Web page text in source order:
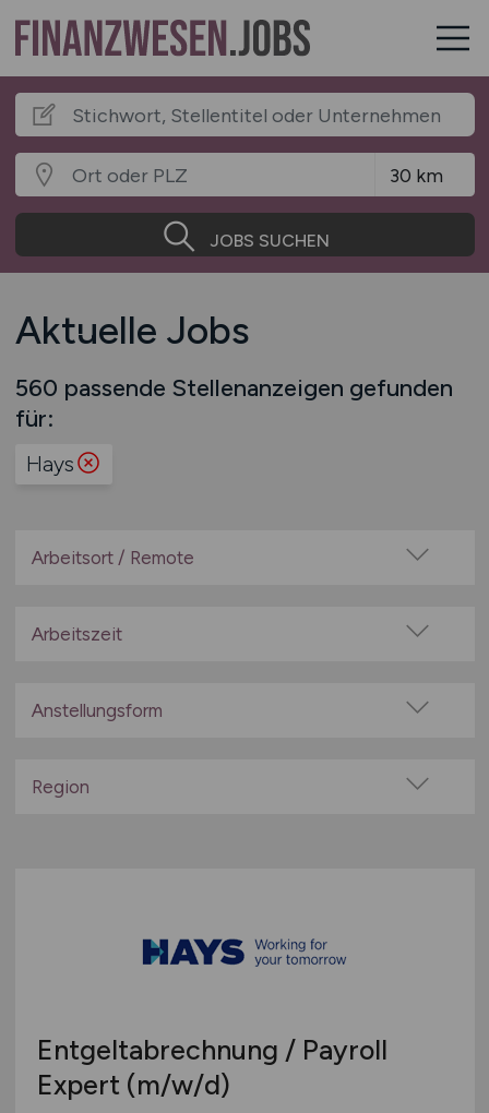
JOBS SUCHEN
Aktuelle Jobs
560 passende Stellenanzeigen gefunden
für:
Hays
Arbeitsort / Remote
Home-Office möglich / Hybrid
Remote aus dem Ausland möglich
Arbeitszeit
Teilzeit
Anstellungsform
befristete Anstellung
geringfügige Beschäftigung / Minijob
Studentenjobs / Werkstudenten
Ausbildung / Studium
Praktikum
Region
Mecklenburg-Vorpommern
Niedersachsen
Entgeltabrechnung / Payroll
Expert (m/w/d)